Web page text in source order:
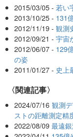
2015/03/05 -若い
2013/10/25 - 131
2012/11/19 -観測
2012/09/21 -宇宙
2012/06/07 - 129
の姿
2011/01/27 - 史上
関連記事
2024/07/16 観測
ストの距離測定精
2022/08/09 最遠